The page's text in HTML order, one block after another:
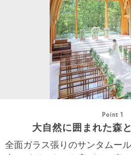
Point 1
大自然に囲まれた森
全面ガラス張りのサンタムー